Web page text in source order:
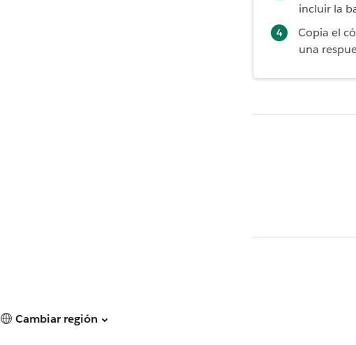
incluir la
Copia el
una
Cambiar región